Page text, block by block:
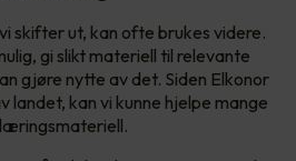
skifter ut, kan ofte brukes videre.
gi slikt materiell til relevante
gjøre nytte av det. Siden Elkonor
landet, kan vi kunne hjelpe mange